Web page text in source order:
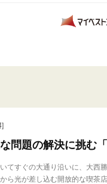
]
問題の解決に挑む「
てすぐの大通り沿いに、大西
ら光が差し込む開放的な喫茶